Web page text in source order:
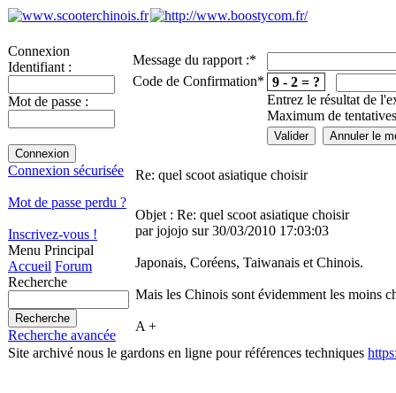
Connexion
Identifiant :
Mot de passe :
Connexion sécurisée
Mot de passe perdu ?
Inscrivez-vous !
Menu Principal
Accueil Forum
Recherche
Recherche avancée
Message du rapport :*
Code de Confirmation* 9 - 2 = ?
Entrez le résultat de
Maximum de
Re: quel scoot asiatique choisir
Objet : Re: quel scoot asiatique choisir
par jojojo sur 30/03/2010 17:03:03
Japonais, Coréens, Taiwanais et Chinois.
Mais les Chinois sont évidemment les moins
A +
Site archivé nous le gardons en ligne pour références techniques